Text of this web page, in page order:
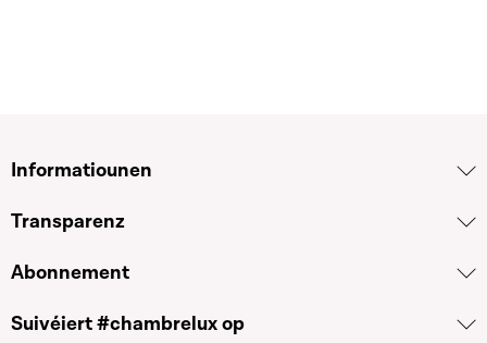
Informatiounen
Transparenz
Abonnement
Suivéiert #chambrelux op